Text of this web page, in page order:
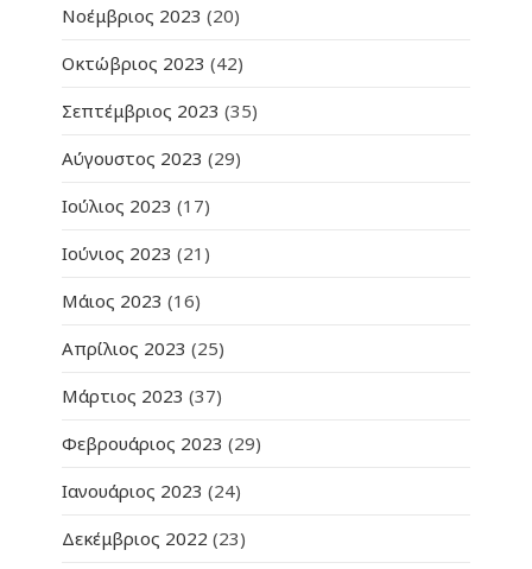
Νοέμβριος 2023 (20)
Οκτώβριος 2023 (42)
Σεπτέμβριος 2023 (35)
Αύγουστος 2023 (29)
Ιούλιος 2023 (17)
Ιούνιος 2023 (21)
Μάιος 2023 (16)
Απρίλιος 2023 (25)
Μάρτιος 2023 (37)
Φεβρουάριος 2023 (29)
Ιανουάριος 2023 (24)
Δεκέμβριος 2022 (23)